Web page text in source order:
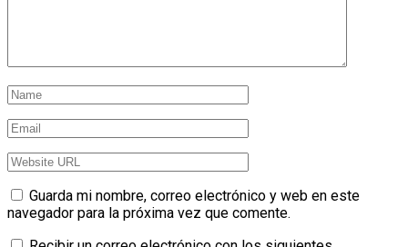
Guarda mi nombre, correo electrónico y web en este
navegador para la próxima vez que comente.